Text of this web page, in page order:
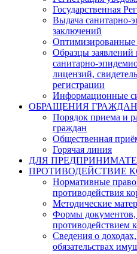
Государственная
Выдача санитарно-
заключений
Оптимизированные
Образцы заявлений
санитарно-
лицензий,
регистрации
Информационные
ОБРАЩЕНИЯ ГРАЖДАН
Порядок приема и
граждан
Общественная
Горячая линия
ДЛЯ
ПРОТИВОДЕЙСТВИЕ
Нормативные
противодействия
Методические
Формы документов,
противодействием
Сведения о
обязательствах